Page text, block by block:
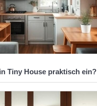
Tiny House praktisch ein?